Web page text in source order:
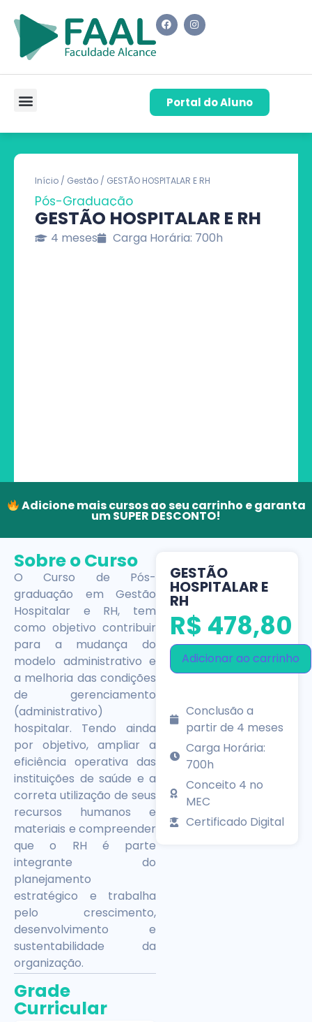
Portal do Aluno
Início / Gestão / GESTÃO HOSPITALAR E RH
Pós-Graduação
GESTÃO HOSPITALAR E RH
4 meses Carga Horária: 700h
Adicione mais cursos ao seu carrinho e garanta
um SUPER DESCONTO!
Sobre o Curso
O Curso de Pós-
graduação em Gestão
Hospitalar e RH, tem
como objetivo contribuir
para a mudança do
modelo administrativo e
a melhoria das condições
de gerenciamento
(administrativo)
hospitalar. Tendo ainda
por objetivo, ampliar a
eficiência operativa das
instituições de saúde e a
correta utilização de seus
recursos humanos e
materiais e compreender
que o RH é parte
integrante do
planejamento
estratégico e trabalha
pelo crescimento,
desenvolvimento e
sustentabilidade da
organização.
Grade
Curricular
GESTÃO
HOSPITALAR E
RH
R$ 478,80
Adicionar ao carrinho
Conclusão a
partir de 4 meses
Carga Horária:
700h
Conceito 4 no
MEC
Certificado Digital